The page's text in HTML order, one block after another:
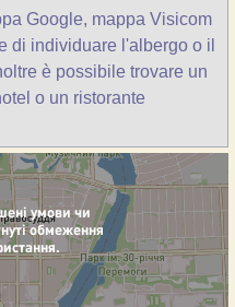
Google, mappa Visicom
di individuare l'albergo o il
è possibile trovare un
o un ristorante